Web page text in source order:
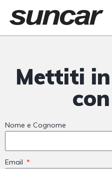
Mettiti
Nome e Cognome
Email